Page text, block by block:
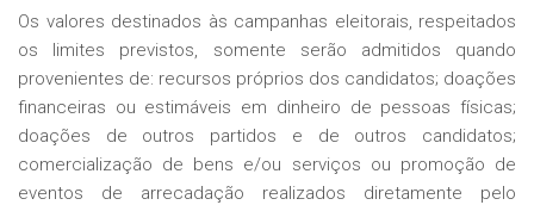
Os valores destinados às campanhas eleitorais, respeitados
os limites previstos, somente serão admitidos quando
provenientes de: recursos próprios dos candidatos; doações
financeiras ou estimáveis em dinheiro de pessoas físicas;
doações de outros partidos e de outros candidatos;
comercialização de bens e/ou serviços ou promoção de
eventos de arrecadação realizados diretamente pelo